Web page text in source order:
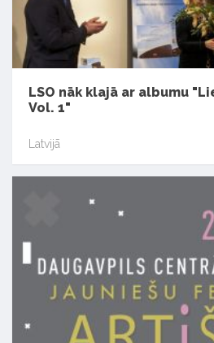
LSO nāk klajā ar albumu
Vol. 1"
Latvijā